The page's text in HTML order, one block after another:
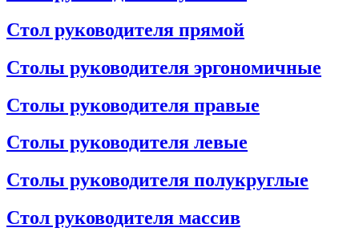
Стол руководителя прямой
Столы руководителя эргономичные
Столы руководителя правые
Столы руководителя левые
Столы руководителя полукруглые
Стол руководителя массив